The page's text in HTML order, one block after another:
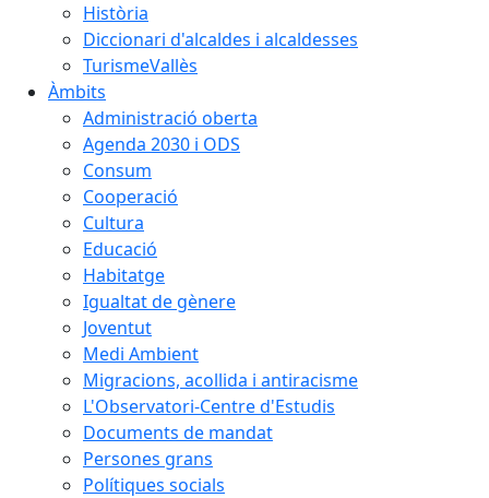
Història
Diccionari d'alcaldes i alcaldesses
TurismeVallès
Àmbits
Administració oberta
Agenda 2030 i ODS
Consum
Cooperació
Cultura
Educació
Habitatge
Igualtat de gènere
Joventut
Medi Ambient
Migracions, acollida i antiracisme
L'Observatori-Centre d'Estudis
Documents de mandat
Persones grans
Polítiques socials